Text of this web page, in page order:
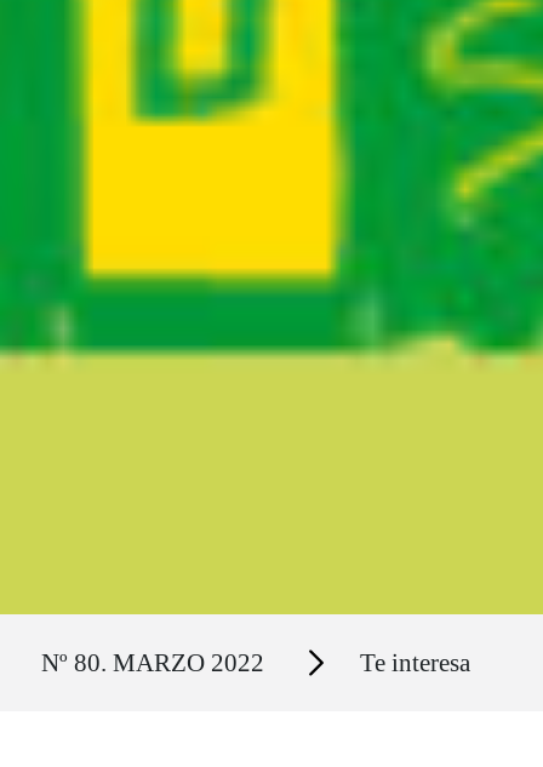
Nº 80. MARZO 2022 Secciones Te interesa